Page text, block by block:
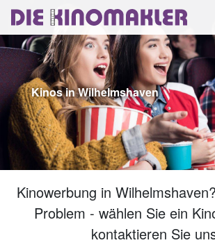
Kinos in Wilhelmshaven
Kinowerbung in
Problem - wählen Sie ein
kontaktieren Sie